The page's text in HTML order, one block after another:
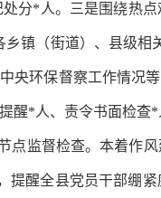
分*人。三是围绕热
镇（街道）、县级
央环保督察工作情况
醒*人、责令书面检查*
点监督检查。本着作
醒全县党员干部绷